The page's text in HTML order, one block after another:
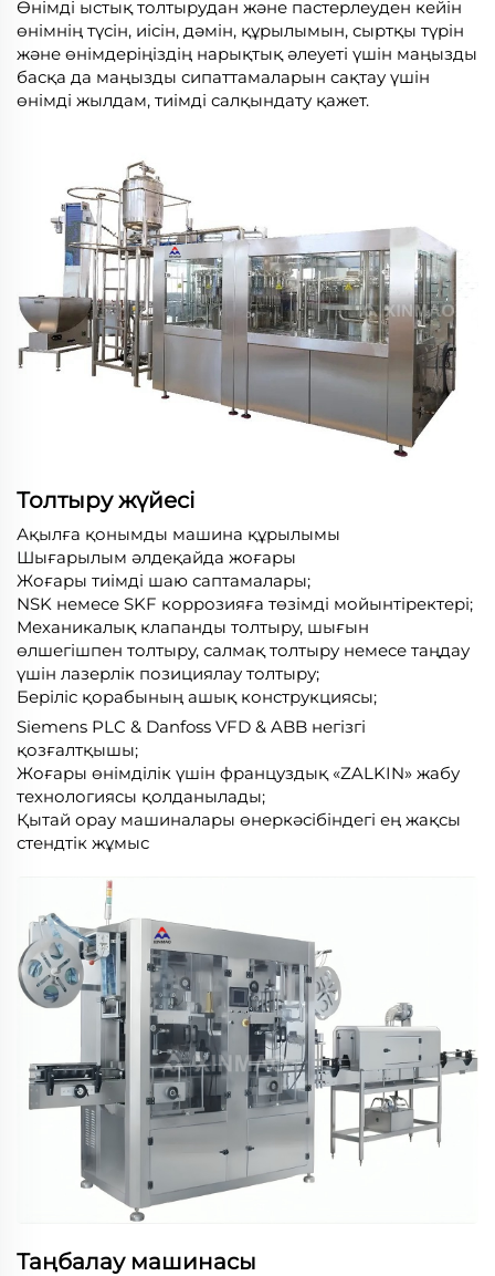
Өнімді ыстық толтырудан және пастерлеуден кейін
өнімнің түсін, иісін, дәмін, құрылымын, сыртқы түрін
және өнімдеріңіздің нарықтық әлеуеті үшін маңызды
басқа да маңызды сипаттамаларын сақтау үшін
өнімді жылдам, тиімді салқындату қажет.
Толтыру жүйесі
Ақылға қонымды машина құрылымы
Шығарылым әлдеқайда жоғары
Жоғары тиімді шаю саптамалары;
NSK немесе SKF коррозияға төзімді мойынтіректері;
Механикалық клапанды толтыру, шығын
өлшегішпен толтыру, салмақ толтыру немесе таңдау
үшін лазерлік позициялау толтыру;
Беріліс қорабының ашық конструкциясы;
Siemens PLC & Danfoss VFD & ABB негізгі
қозғалтқышы;
Жоғары өнімділік үшін француздық «ZALKIN» жабу
технологиясы қолданылады;
Қытай орау машиналары өнеркәсібіндегі ең жақсы
стендтік жұмыс
Таңбалау машинасы